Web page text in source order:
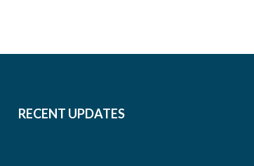
RECENT UPDATES